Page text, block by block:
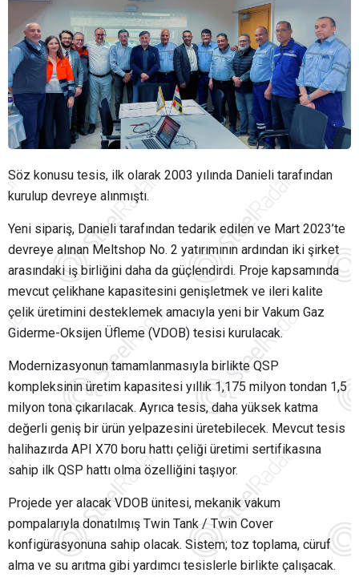
Söz konusu tesis, ilk olarak 2003 yılında Danieli tarafından
kurulup devreye alınmıştı.
Yeni sipariş, Danieli tarafından tedarik edilen ve Mart 2023’te
devreye alınan Meltshop No. 2 yatırımının ardından iki şirket
arasındaki iş birliğini daha da güçlendirdi. Proje kapsamında
mevcut çelikhane kapasitesini genişletmek ve ileri kalite
çelik üretimini desteklemek amacıyla yeni bir Vakum Gaz
Giderme-Oksijen Üfleme (VDOB) tesisi kurulacak.
Modernizasyonun tamamlanmasıyla birlikte QSP
kompleksinin üretim kapasitesi yıllık 1,175 milyon tondan 1,5
milyon tona çıkarılacak. Ayrıca tesis, daha yüksek katma
değerli geniş bir ürün yelpazesini üretebilecek. Mevcut tesis
halihazırda API X70 boru hattı çeliği üretimi sertifikasına
sahip ilk QSP hattı olma özelliğini taşıyor.
Projede yer alacak VDOB ünitesi, mekanik vakum
pompalarıyla donatılmış Twin Tank / Twin Cover
konfigürasyonuna sahip olacak. Sistem; toz toplama, cüruf
alma ve su arıtma gibi yardımcı tesislerle birlikte çalışacak.